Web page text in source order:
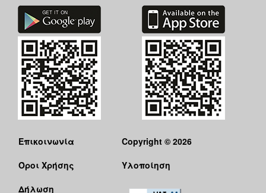
Επικοινωνία
Όροι Χρήσης
Δήλωση
Copyright © 2026
Υλοποίηση